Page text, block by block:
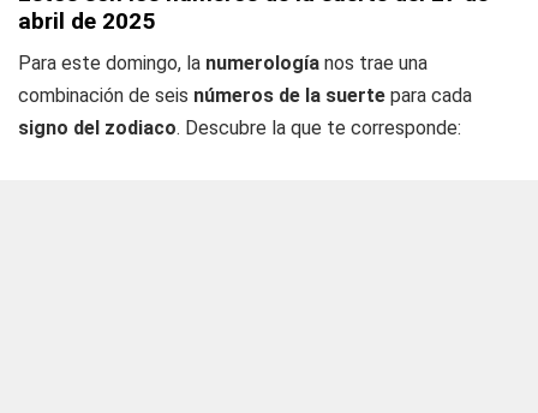
abril de 2025
Para este domingo, la numerología nos trae una
combinación de seis números de la suerte para cada
signo del zodiaco. Descubre la que te corresponde: